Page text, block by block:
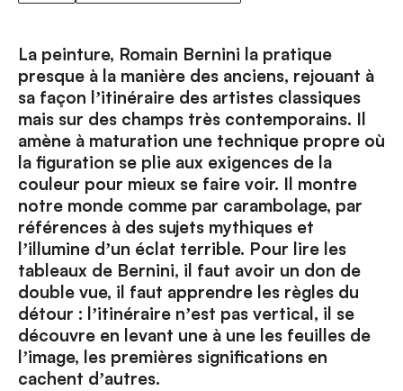
La peinture, Romain Bernini la pratique
presque à la manière des anciens, rejouant à
sa façon lʼitinéraire des artistes classiques
mais sur des champs très contemporains. Il
amène à maturation une technique propre où
la figuration se plie aux exigences de la
couleur pour mieux se faire voir. Il montre
notre monde comme par carambolage, par
références à des sujets mythiques et
lʼillumine dʼun éclat terrible. Pour lire les
tableaux de Bernini, il faut avoir un don de
double vue, il faut apprendre les règles du
détour : lʼitinéraire nʼest pas vertical, il se
découvre en levant une à une les feuilles de
lʼimage, les premières significations en
cachent dʼautres.